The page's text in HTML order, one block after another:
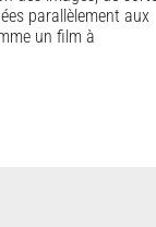
parallèlement aux
un film à